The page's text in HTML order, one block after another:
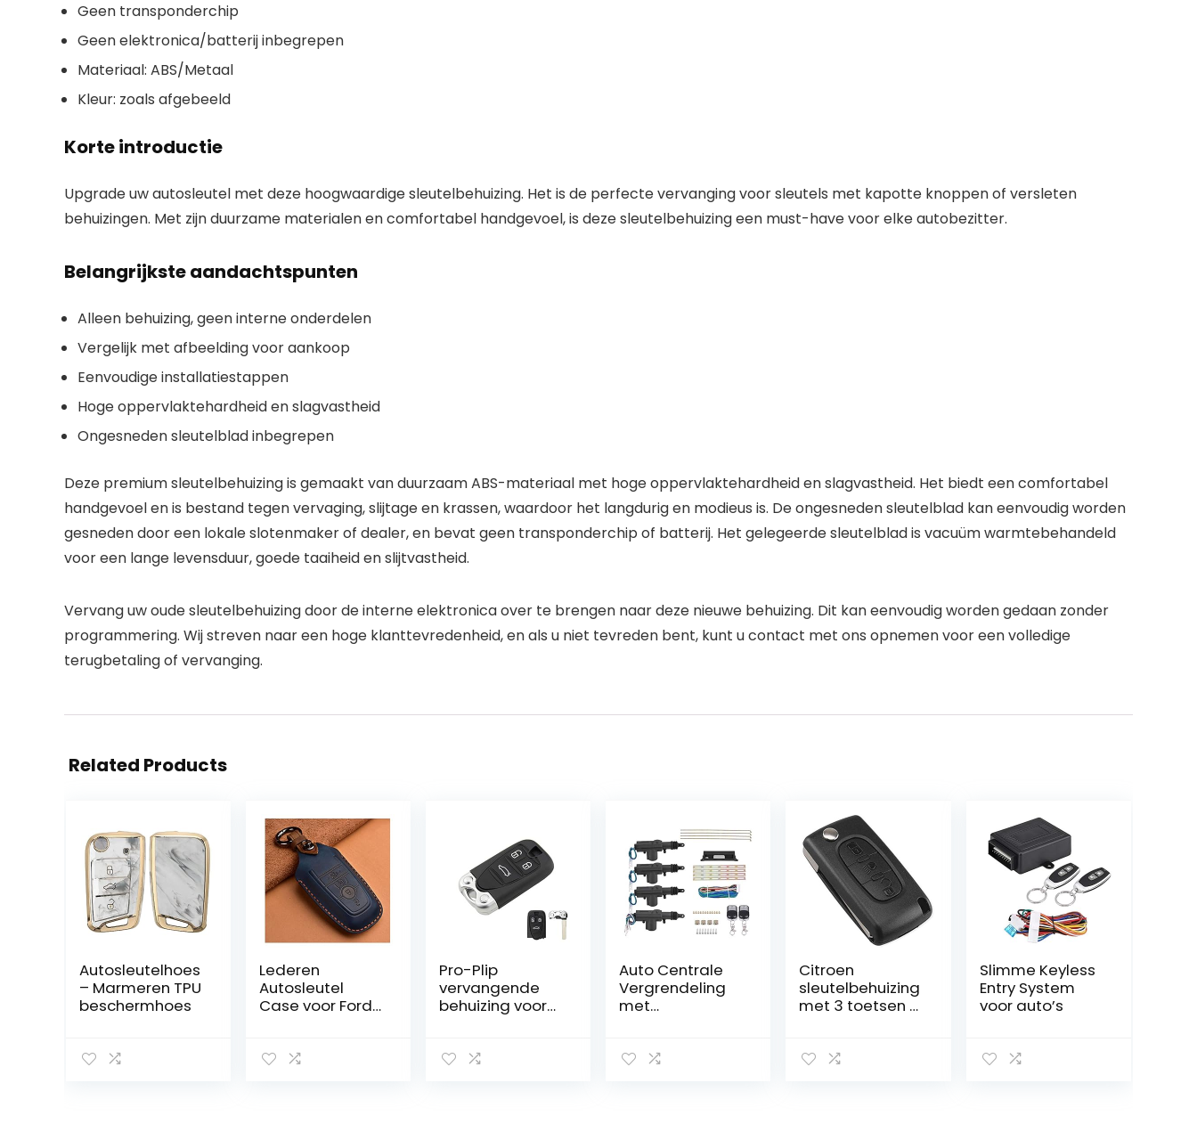
Geen transponderchip
Geen elektronica/batterij inbegrepen
Materiaal: ABS/Metaal
Kleur: zoals afgebeeld
Korte introductie
Upgrade uw autosleutel met deze hoogwaardige sleutelbehuizing. Het is de perfecte vervanging voor sleutels met kapotte knoppen of versleten
behuizingen. Met zijn duurzame materialen en comfortabel handgevoel, is deze sleutelbehuizing een must-have voor elke autobezitter.
Belangrijkste aandachtspunten
Alleen behuizing, geen interne onderdelen
Vergelijk met afbeelding voor aankoop
Eenvoudige installatiestappen
Hoge oppervlaktehardheid en slagvastheid
Ongesneden sleutelblad inbegrepen
Deze premium sleutelbehuizing is gemaakt van duurzaam ABS-materiaal met hoge oppervlaktehardheid en slagvastheid. Het biedt een comfortabel
handgevoel en is bestand tegen vervaging, slijtage en krassen, waardoor het langdurig en modieus is. De ongesneden sleutelblad kan eenvoudig worden
gesneden door een lokale slotenmaker of dealer, en bevat geen transponderchip of batterij. Het gelegeerde sleutelblad is vacuüm warmtebehandeld
voor een lange levensduur, goede taaiheid en slijtvastheid.
Vervang uw oude sleutelbehuizing door de interne elektronica over te brengen naar deze nieuwe behuizing. Dit kan eenvoudig worden gedaan zonder
programmering. Wij streven naar een hoge klanttevredenheid, en als u niet tevreden bent, kunt u contact met ons opnemen voor een volledige
terugbetaling of vervanging.
Related Products
Autosleutelhoes
– Marmeren TPU
beschermhoes
Lederen
Autosleutel
Case voor Ford
Pro-Plip
vervangende
behuizing voor
GT 946 GT
Auto Centrale
Vergrendeling
met
Citroen
sleutelbehuizing
met 3 toetsen –
Slimme Keyless
Entry System
voor auto’s